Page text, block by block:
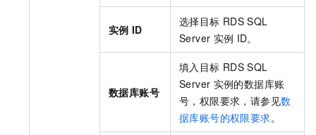
实例 ID
选择目标 RDS SQL
Server 实例 ID。
数据库账号
填入目标 RDS SQL
Server 实例的数据库账
号，权限要求，请参见数
据库账号的权限要求。